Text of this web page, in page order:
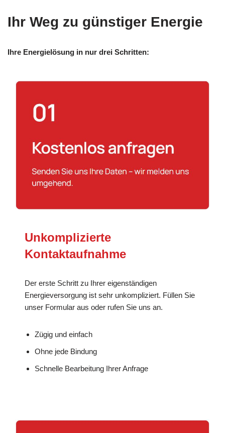
Ihr Weg zu günstiger Energie
Ihre Energielösung in nur drei Schritten:
Unkomplizierte
Kontaktaufnahme
Der erste Schritt zu Ihrer eigenständigen
Energieversorgung ist sehr unkompliziert. Füllen Sie
unser Formular aus oder rufen Sie uns an.
Zügig und einfach
Ohne jede Bindung
Schnelle Bearbeitung Ihrer Anfrage